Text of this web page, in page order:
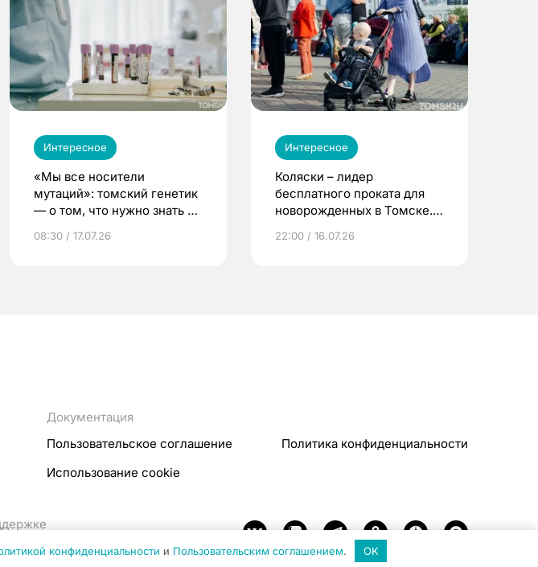
Интересное
«Мы все носители
мутаций»: томский генетик
— о том, что нужно знать до
08:30 / 17.07.26
Интересное
Коляски – лидер
бесплатного проката для
новорожденных в Томске.
22:00 / 16.07.26
Документация
Пользовательское соглашение
Политика конфиденциальности
Использование cookie
конфиденциальности и Пользовательским соглашением. OK